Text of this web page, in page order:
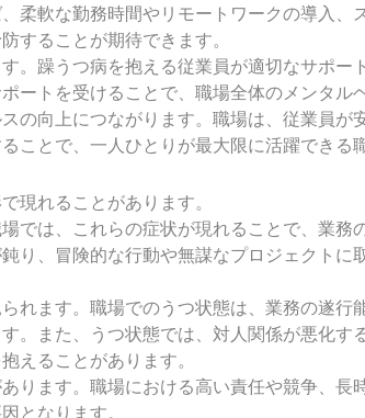
軟な勤務時間やリモートワークの導入
することが期待できます。
躁うつ病を抱える従業員が適切なサポ
トを受けることで、職場全体のメンタル
向上につながります。職場は、従業員
とで、一人ひとりが最大限に活躍できる
現れることがあります。
では、これらの症状が現れることで、業
、冒険的な行動や無謀なプロジェクト
ます。職場でのうつ状態は、業務の遂
また、うつ状態では、対人関係が悪化
えることがあります。
ます。職場における高い責任や競争、